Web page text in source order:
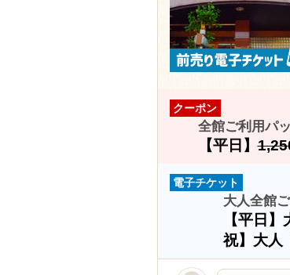
クーポン
全館ご利用パ
【平日】
電子チケット
大人全館
【平日
祝】大人